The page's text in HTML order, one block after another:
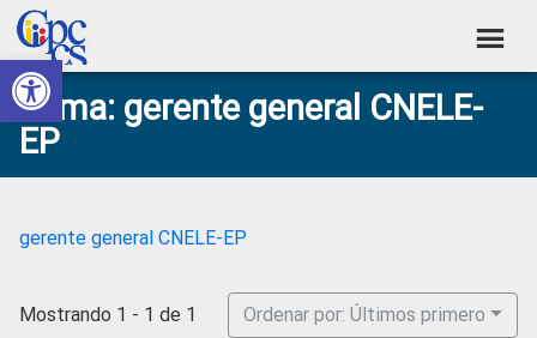
Abrir barra de herramientas
Skip
to
primary
navigation
Skip
to
main
content
Skip
to
primary
sidebar
Skip
to
footer
Consejo
de
Participación
Social
Construyendo
Poder
Ciudadano
Tema: gerente general CNELE-
EP
gerente general CNELE-EP
Mostrando 1 - 1 de 1 Ordenar por: Últimos primero